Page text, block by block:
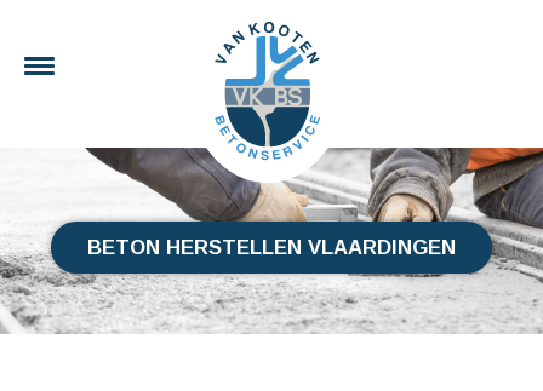
BETON HERSTELLEN VLAARDINGEN